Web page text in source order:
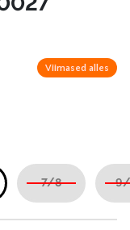
Viimased alles
7/8 9/